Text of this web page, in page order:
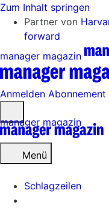
Zum Inhalt springen
Partner von
forward
manager magazin
Anmelden Abonnement
öffnen
Menü
Schlagzeilen
manager magazin